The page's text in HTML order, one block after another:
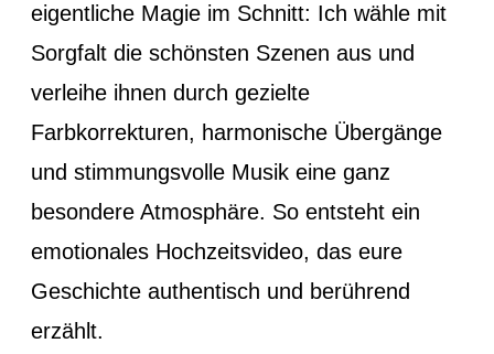
eigentliche Magie im Schnitt: Ich wähle mit
Sorgfalt die schönsten Szenen aus und
verleihe ihnen durch gezielte
Farbkorrekturen, harmonische Übergänge
und stimmungsvolle Musik eine ganz
besondere Atmosphäre. So entsteht ein
emotionales Hochzeitsvideo, das eure
Geschichte authentisch und berührend
erzählt.